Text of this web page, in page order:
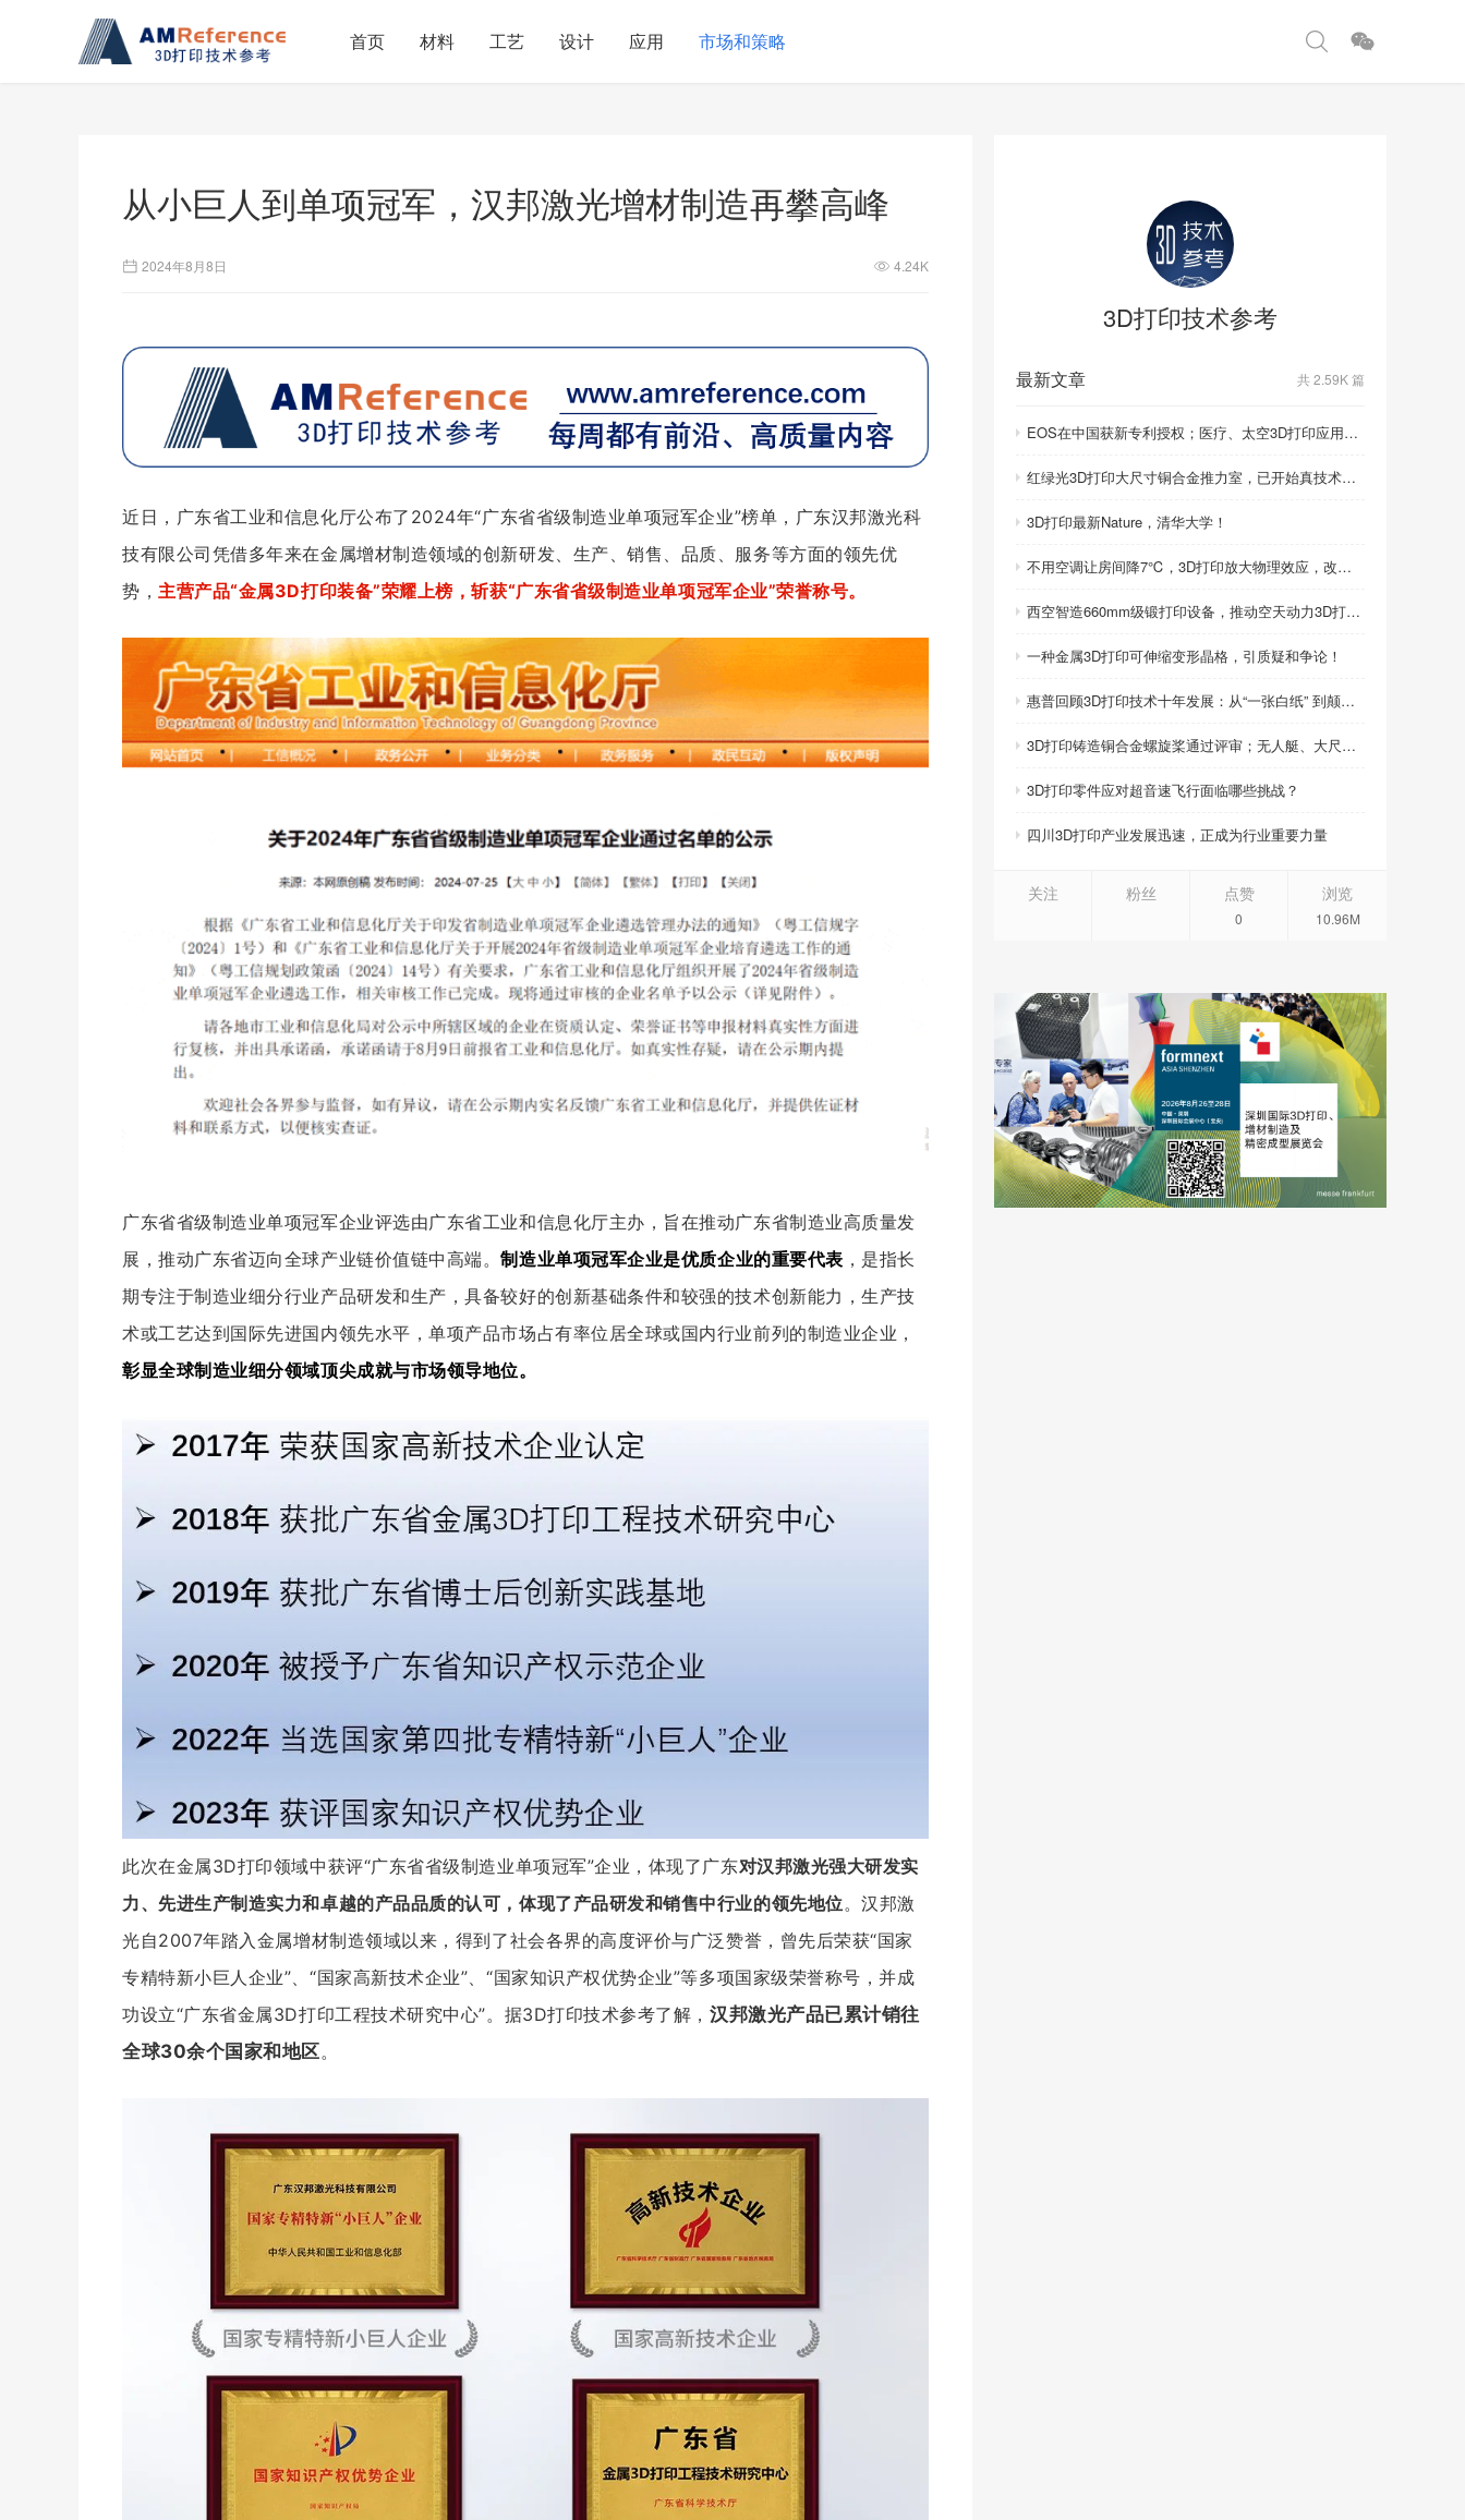
首页 材料 工艺 设计 应用 市场和策略
从小巨人到单项冠军，汉邦激光增材制造再攀高峰
2024年8月8日 4.24K
近日，广东省工业和信息化厅公布了2024年“广东省省级制造业单项冠军企业”榜单，广东汉邦激光科
技有限公司凭借多年来在金属增材制造领域的创新研发、生产、销售、品质、服务等方面的领先优
势， 主营产品“金属3D打印装备”荣耀上榜，斩获“广东省省级制造业单项冠军企业”荣誉称号。
广东省省级制造业单项冠军企业评选由广东省工业和信息化厅主办，旨在推动广东省制造业高质量发
展，推动广东省迈向全球产业链价值链中高端。制造业单项冠军企业是优质企业的重要代表 ，是指长
期专注于制造业细分行业产品研发和生产，具备较好的创新基础条件和较强的技术创新能力，生产技
术或工艺达到国际先进国内领先水平，单项产品市场占有率位居全球或国内行业前列的制造业企业，
彰显全球制造业细分领域顶尖成就与市场领导地位。
此次在金属3D打印领域中获评“广东省省级制造业单项冠军”企业，体现了广东对汉邦激光强大研发实
力、先进生产制造实力和卓越的产品品质的认可，体现了产品研发和销售中行业的领先地位。汉邦激
光自2007年踏入金属增材制造领域以来，得到了社会各界的高度评价与广泛赞誉，曾先后荣获“国家
专精特新小巨人企业”、“国家高新技术企业”、“国家知识产权优势企业”等多项国家级荣誉称号，并成
功设立“广东省金属3D打印工程技术研究中心”。 据3D打印技术参考了解，汉邦激光产品已累计销往
全球30余个国家和地区。
3D打印技术参考
最新文章 共 2.59K 篇
EOS在中国获新专利授权；医疗、太空3D打印应用取得重要突破
红绿光3D打印大尺寸铜合金推力室，已开始真技术比拼！
3D打印最新Nature，清华大学！
不用空调让房间降7℃，3D打印放大物理效应，改写制冷模式
西空智造660mm级锻打印设备，推动空天动力3D打印智造升级
一种金属3D打印可伸缩变形晶格，引质疑和争论！
惠普回顾3D打印技术十年发展：从“一张白纸” 到颠覆性创新
3D打印铸造铜合金螺旋桨通过评审；无人艇、大尺寸热交换器3D打印；人民网报道两家3D打印企业
3D打印零件应对超音速飞行面临哪些挑战？
四川3D打印产业发展迅速，正成为行业重要力量
关注 粉丝 点赞
0
浏览
10.96M